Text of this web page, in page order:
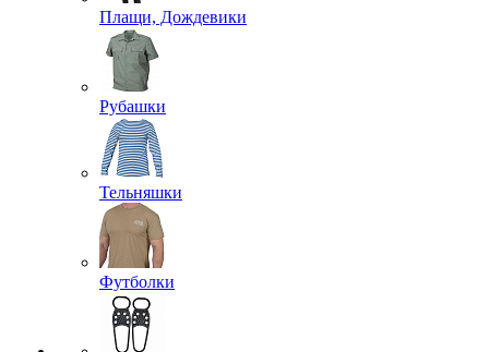
Плащи, Дождевики
Рубашки
Тельняшки
Футболки